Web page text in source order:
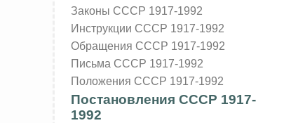
Законы СССР 1917-1992
Инструкции СССР 1917-1992
Обращения СССР 1917-1992
Письма СССР 1917-1992
Положения СССР 1917-1992
Постановления СССР 1917-
1992